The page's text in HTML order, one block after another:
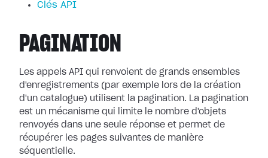
Clés API
PAGINATION
Les appels API qui renvoient de grands ensembles
d'enregistrements (par exemple lors de la création
d'un catalogue) utilisent la pagination. La pagination
est un mécanisme qui limite le nombre d'objets
renvoyés dans une seule réponse et permet de
récupérer les pages suivantes de manière
séquentielle.